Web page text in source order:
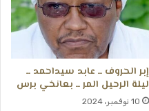
إبر الحروف ــ عابد سيداحمد ــ
ليلة الرحيل المر ــ بعانخي برس
10 نوفمبر، 2024